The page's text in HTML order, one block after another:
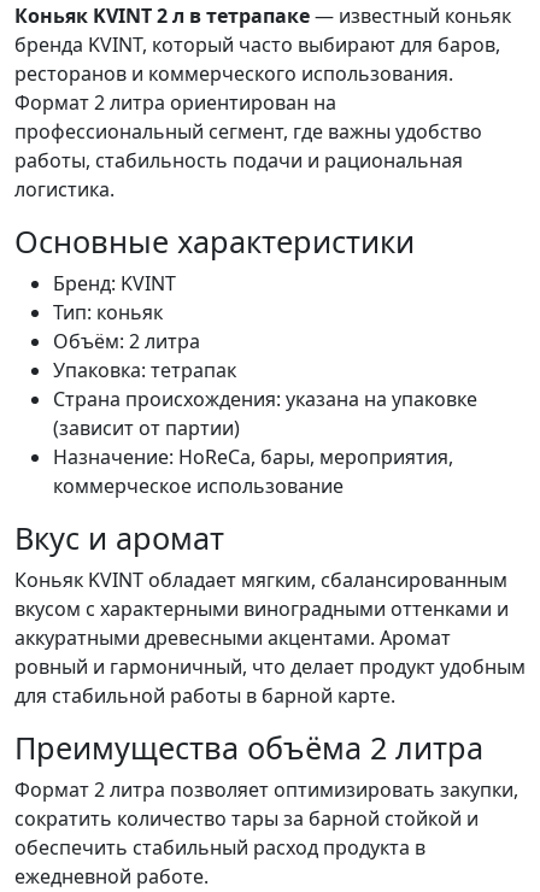
Коньяк KVINT 2 л в тетрапаке— известный коньяк
бренда KVINT, который часто выбирают для баров,
ресторанов и коммерческого использования.
Формат 2 литра ориентирован на
профессиональный сегмент, где важны удобство
работы, стабильность подачи и рациональная
логистика.
Основные характеристики
Бренд: KVINT
Тип: коньяк
Объём: 2 литра
Упаковка: тетрапак
Страна происхождения: указана на упаковке
(зависит от партии)
Назначение: HoReCa, бары, мероприятия,
коммерческое использование
Вкус и аромат
Коньяк KVINT обладает мягким, сбалансированным
вкусом с характерными виноградными оттенками и
аккуратными древесными акцентами. Аромат
ровный и гармоничный, что делает продукт удобным
для стабильной работы в барной карте.
Преимущества объёма 2 литра
Формат 2 литра позволяет оптимизировать закупки,
сократить количество тары за барной стойкой и
обеспечить стабильный расход продукта в
ежедневной работе.